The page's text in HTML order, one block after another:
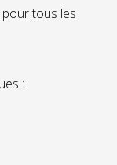
tous les
: